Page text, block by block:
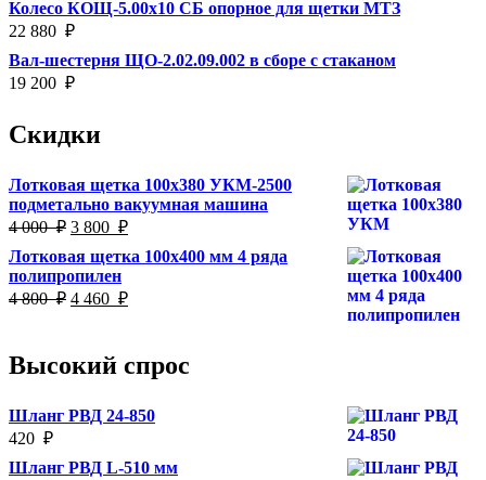
Колесо КОЩ-5.00х10 СБ опорное для щетки МТЗ
22 880 ₽
Вал-шестерня ЩО-2.02.09.002 в сборе с стаканом
19 200 ₽
Скидки
Лотковая щетка 100х380 УКМ-2500
подметально вакуумная машина
4 000₽ Первоначальная
составляла
4
000
3 800 ₽Текущая
3
₽.
Лотковая щетка 100х400 мм 4 ряда
полипропилен
4 800₽ Первоначальная
800
4 460 ₽Текущая
₽.
Высокий спрос
Шланг РВД 24-850
420 ₽
Шланг РВД L-510 мм